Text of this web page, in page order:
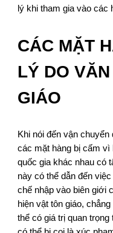
lý khi tham gia vào các
CÁC MẶT
LÝ DO
GIÁO
Khi nói đến vận chuyển
các mặt hàng bị cấm vì
quốc gia khác nhau có
này có thể dẫn đến
chế nhập vào biên giới
hiện vật tôn giáo,
thể có giá trị quan